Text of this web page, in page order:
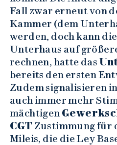
Fall zwar erneut von
Kammer (dem
werden, doch kann
Unterhaus auf
rechnen, hatte das
bereits den ersten
Zudem signalisieren
auch immer mehr
mächtigen
CGT Zustimmung für
Mileis, die die Ley